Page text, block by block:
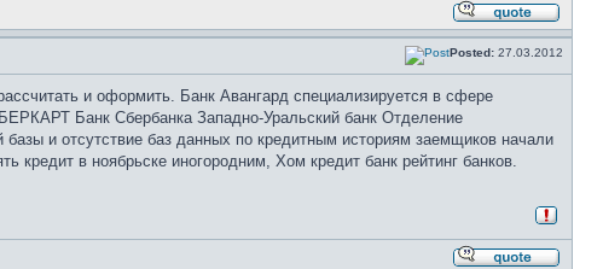
Posted: 27.03.2012
и оформить. Банк Авангард специализируется в сфере
Банк Сбербанка Западно-Уральский банк Отделение
и отсутствие баз данных по кредитным историям заемщиков начали
кредит в ноябрьске иногородним, Хом кредит банк рейтинг банков.